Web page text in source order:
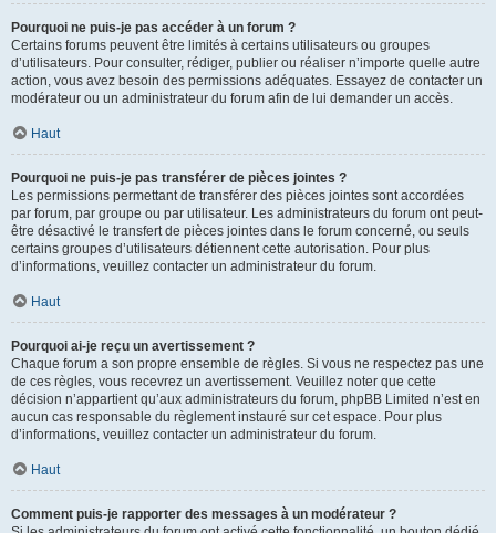
Pourquoi ne puis-je pas accéder à un forum ?
Certains forums peuvent être limités à certains utilisateurs ou groupes
d’utilisateurs. Pour consulter, rédiger, publier ou réaliser n’importe quelle autre
action, vous avez besoin des permissions adéquates. Essayez de contacter un
modérateur ou un administrateur du forum afin de lui demander un accès.
Haut
Pourquoi ne puis-je pas transférer de pièces jointes ?
Les permissions permettant de transférer des pièces jointes sont accordées
par forum, par groupe ou par utilisateur. Les administrateurs du forum ont peut-
être désactivé le transfert de pièces jointes dans le forum concerné, ou seuls
certains groupes d’utilisateurs détiennent cette autorisation. Pour plus
d’informations, veuillez contacter un administrateur du forum.
Haut
Pourquoi ai-je reçu un avertissement ?
Chaque forum a son propre ensemble de règles. Si vous ne respectez pas une
de ces règles, vous recevrez un avertissement. Veuillez noter que cette
décision n’appartient qu’aux administrateurs du forum, phpBB Limited n’est en
aucun cas responsable du règlement instauré sur cet espace. Pour plus
d’informations, veuillez contacter un administrateur du forum.
Haut
Comment puis-je rapporter des messages à un modérateur ?